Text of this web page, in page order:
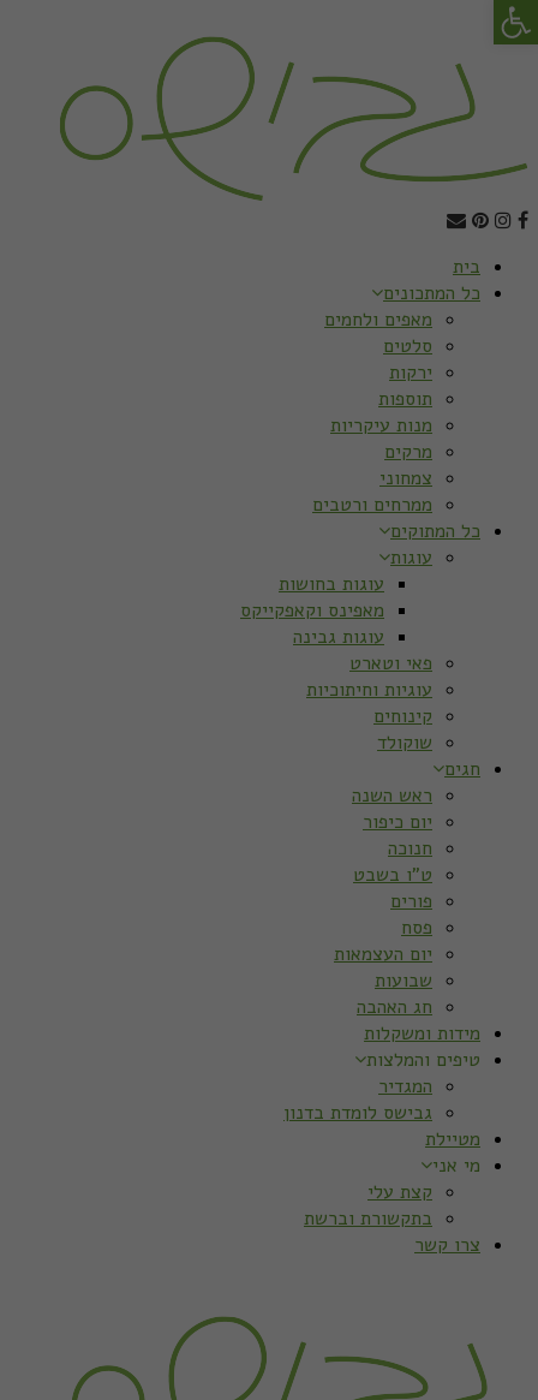
בית
כל המתכונים
מאפים ולחמים
סלטים
ירקות
תוספות
מנות עיקריות
מרקים
צמחוני
ממרחים ורטבים
כל המתוקים
עוגות
עוגות בחושות
מאפינס וקאפקייקס
עוגות גבינה
פאי וטארט
עוגיות וחיתוכיות
קינוחים
שוקולד
חגים
ראש השנה
יום כיפור
חנוכה
ט”ו בשבט
פורים
פסח
יום העצמאות
שבועות
חג האהבה
מידות ומשקלות
טיפים והמלצות
המגדיר
גבישס לומדת בדנון
מטיילת
מי אני
קצת עלי
בתקשורת וברשת
צרו קשר